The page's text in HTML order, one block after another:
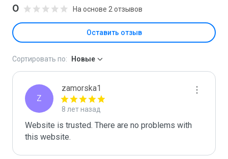
0 На основе 2 отзывов
Оставить отзыв
Сортировать по: Новые
Z
zamorska1
8 лет назад
Website is trusted. There are no problems with
this website.